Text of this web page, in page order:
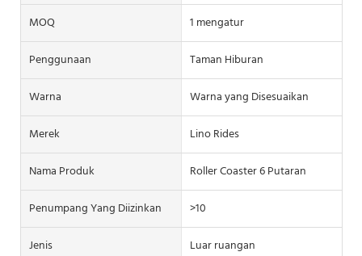
MOQ
1 mengatur
Penggunaan
Taman Hiburan
Warna
Warna yang Disesuaikan
Merek
Lino Rides
Nama Produk
Roller Coaster 6 Putaran
Penumpang Yang Diizinkan
>10
Jenis
Luar ruangan